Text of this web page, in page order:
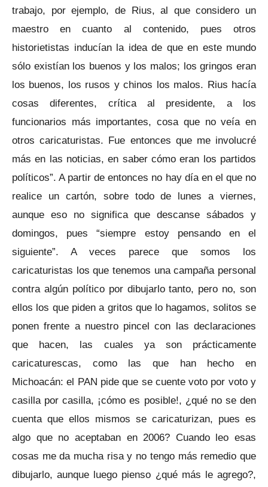
trabajo, por ejemplo, de Rius, al que considero un
maestro en cuanto al contenido, pues otros
historietistas inducían la idea de que en este mundo
sólo existían los buenos y los malos; los gringos eran
los buenos, los rusos y chinos los malos. Rius hacía
cosas diferentes, crítica al presidente, a los
funcionarios más importantes, cosa que no veía en
otros caricaturistas. Fue entonces que me involucré
más en las noticias, en saber cómo eran los partidos
políticos”. A partir de entonces no hay día en el que no
realice un cartón, sobre todo de lunes a viernes,
aunque eso no significa que descanse sábados y
domingos, pues “siempre estoy pensando en el
siguiente”. A veces parece que somos los
caricaturistas los que tenemos una campaña personal
contra algún político por dibujarlo tanto, pero no, son
ellos los que piden a gritos que lo hagamos, solitos se
ponen frente a nuestro pincel con las declaraciones
que hacen, las cuales ya son prácticamente
caricaturescas, como las que han hecho en
Michoacán: el PAN pide que se cuente voto por voto y
casilla por casilla, ¡cómo es posible!, ¿qué no se den
cuenta que ellos mismos se caricaturizan, pues es
algo que no aceptaban en 2006? Cuando leo esas
cosas me da mucha risa y no tengo más remedio que
dibujarlo, aunque luego pienso ¿qué más le agrego?,